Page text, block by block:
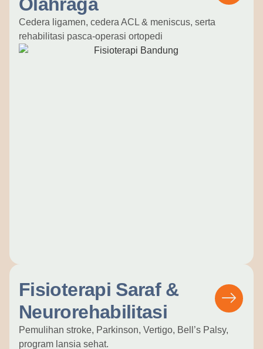
Olahraga
Cedera ligamen, cedera ACL & meniscus, serta
rehabilitasi pasca-operasi ortopedi
Fisioterapi Saraf &
Neurorehabilitasi
Pemulihan stroke, Parkinson, Vertigo, Bell’s Palsy,
program lansia sehat.